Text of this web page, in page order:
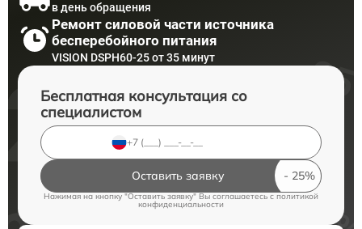
в день обращения
Ремонт силовой части источника
бесперебойного питания
VISION DSPH60-25 от 35 минут
Бесплатная консультация со
специалистом
Оставить заявку
Нажимая на кнопку "Оставить заявку" Вы соглашаетесь cполитикой
конфиденциальности